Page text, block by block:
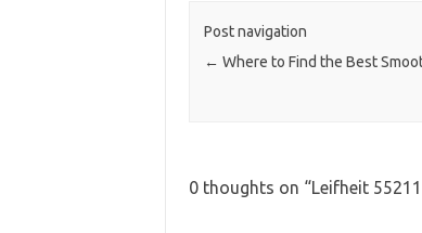
Post navigation
← Where to Find the Best
0 thoughts on “Leifheit